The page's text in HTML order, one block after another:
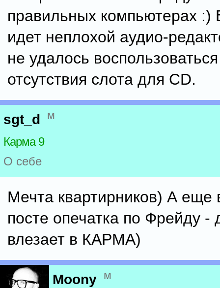
правильных компьютерах :)
идет неплохой аудио-
не удалось
отсутствия слота для CD.
sgt_d м
Карма 9
О себе
Мечта квартирников) А еще
посте опечатка по Фрейду -
влезает в КАРМА)
Moony м